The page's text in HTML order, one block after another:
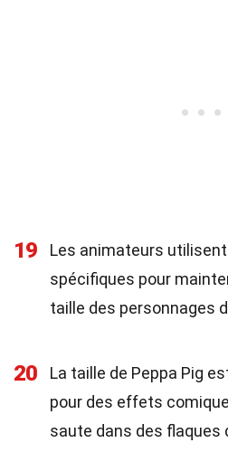
19
Les animateurs
spécifiques pour
taille des personnages
20
La taille de Peppa Pig
pour des effets
saute dans des flaques